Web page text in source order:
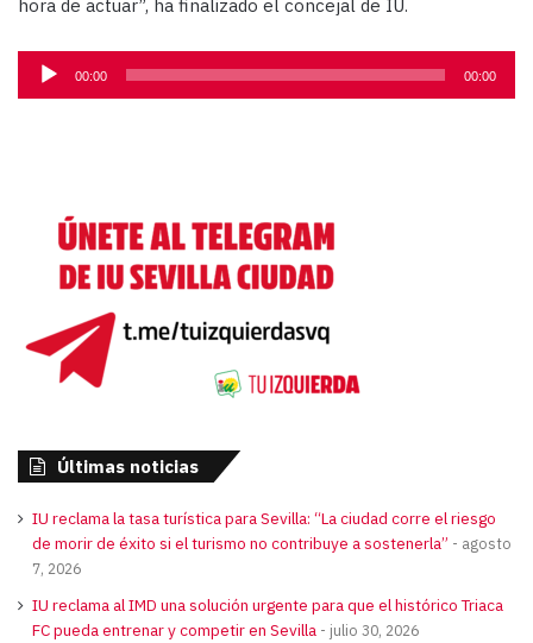
hora de actuar”, ha finalizado el concejal de IU.
Reproductor
de
00:00 00:00
Últimas noticias
IU reclama la tasa turística para Sevilla: “La ciudad corre el riesgo
de morir de éxito si el turismo no contribuye a sostenerla”
agosto
7, 2026
IU reclama al IMD una solución urgente para que el histórico Triaca
FC pueda entrenar y competir en Sevilla
julio 30, 2026